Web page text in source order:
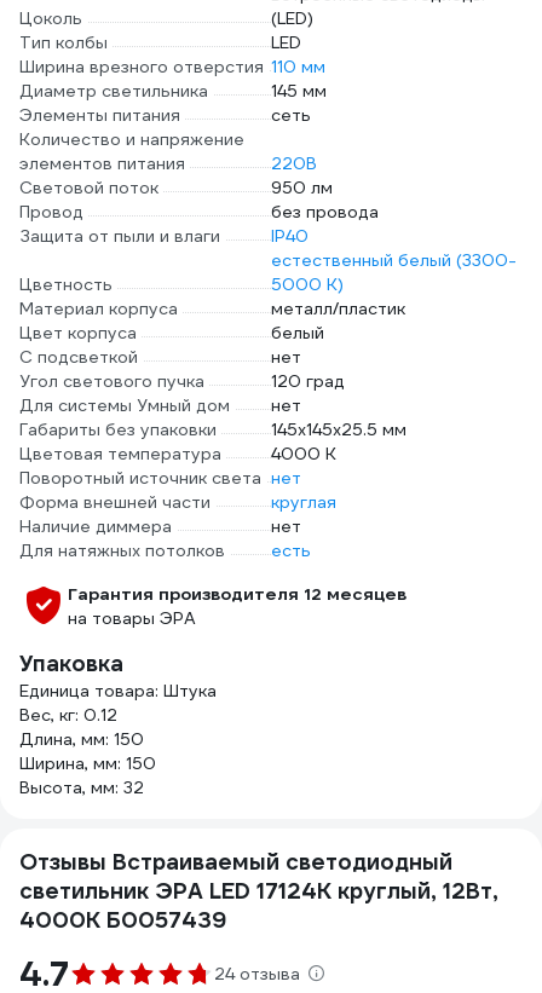
Цоколь
(LED)
Тип колбы
LED
Ширина врезного отверстия 110 мм
Диаметр светильника
145 мм
Элементы питания
сеть
Количество и напряжение
элементов питания
220В
Световой поток
950 лм
Провод
без провода
Защита от пыли и влаги
IP40
Цветность
естественный белый (3300-
5000 К)
Материал корпуса
металл/пластик
Цвет корпуса
белый
С подсветкой
нет
Угол светового пучка
120 град
Для системы Умный дом
нет
Габариты без упаковки
145х145х25.5 мм
Цветовая температура
4000 К
Поворотный источник света нет
Форма внешней части
круглая
Наличие диммера
нет
Для натяжных потолков
есть
Гарантия производителя 12 месяцев
на товары ЭРА
Упаковка
Единица товара: Штука
Вес, кг: 0.12
Длина, мм: 150
Ширина, мм: 150
Высота, мм: 32
Отзывы Встраиваемый светодиодный
светильник ЭРА LED 17124K круглый, 12Вт,
4000К Б0057439
4.7 24 отзыва